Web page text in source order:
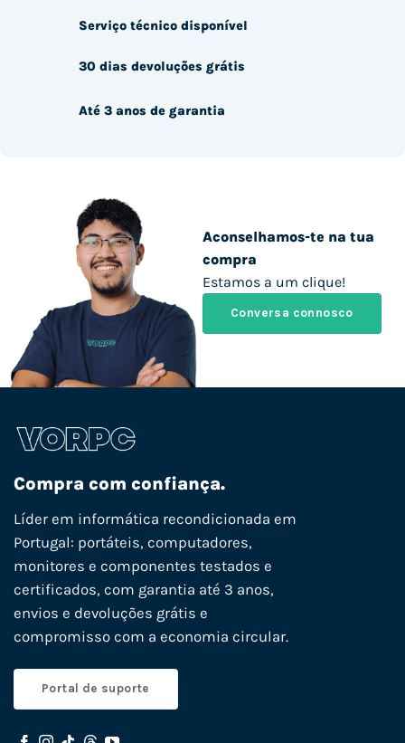
Aconselhamos-te na tua
compra
Estamos a um clique!
Conversa connosco
Serviço técnico disponível
30 dias devoluções grátis
Até 3 anos de garantia
Compra com confiança.
Líder em informática recondicionada em
Portugal: portáteis, computadores,
monitores e componentes testados e
certificados, com garantia até 3 anos,
envios e devoluções grátis e
compromisso com a economia circular.
Portal de suporte